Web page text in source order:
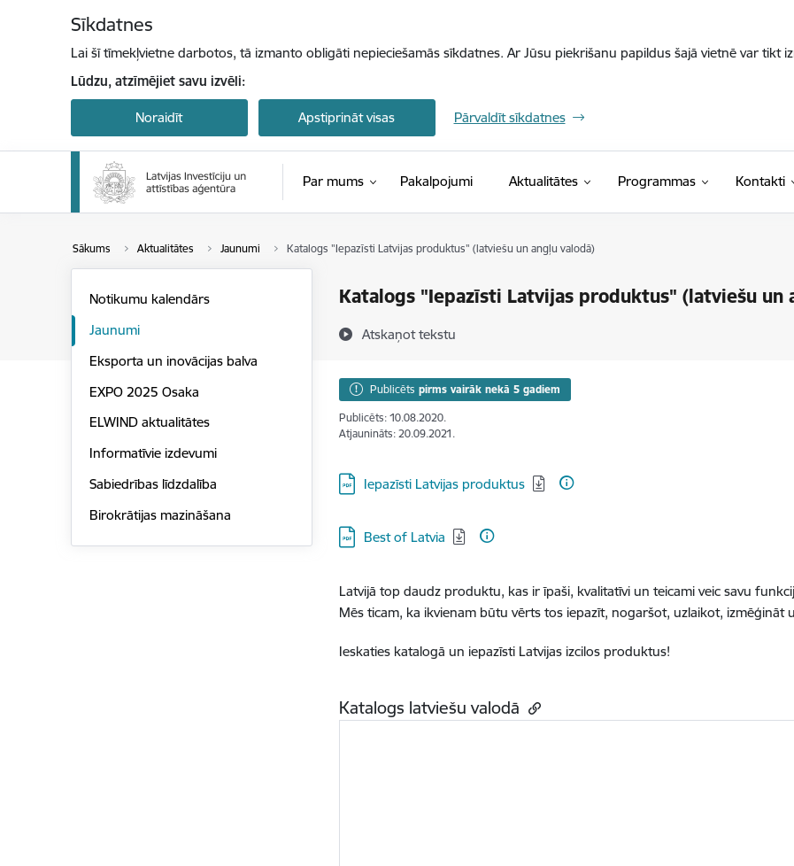
Sīkdatnes
Lai šī tīmekļvietne darbotos, tā izmanto obligāti nepieciešamās sīkdatnes. Ar Jūsu piekrišanu papildus šajā vietnē var tikt
Lūdzu, atzīmējiet savu izvēli:
Noraidīt Apstiprināt visas Pārvaldīt sīkdatnes
Par mums Pakalpojumi Aktualitātes Programmas Kontakti
Sākums Aktualitātes Jaunumi Katalogs "Iepazīsti Latvijas produktus" (latviešu un angļu valodā)
Katalogs "Iepazīsti Latvijas produktus" (latviešu un
Atskaņot tekstu
Notikumu kalendārs
Jaunumi
Eksporta un inovācijas balva
EXPO 2025 Osaka
ELWIND aktualitātes
Informatīvie izdevumi
Sabiedrības līdzdalība
Birokrātijas mazināšana
Publicēts pirms vairāk nekā 5 gadiem
Publicēts: 10.08.2020.
Atjaunināts: 20.09.2021.
Lejupielādēt:
Iepazīsti Latvijas produktus
Lejupielādēt:
Best of Latvia
Latvijā top daudz produktu, kas ir īpaši, kvalitatīvi un teicami veic savu
Mēs ticam, ka ikvienam būtu vērts tos iepazīt, nogaršot, uzlaikot, izmēģināt
Ieskaties katalogā un iepazīsti Latvijas izcilos produktus!
Katalogs latviešu valodā